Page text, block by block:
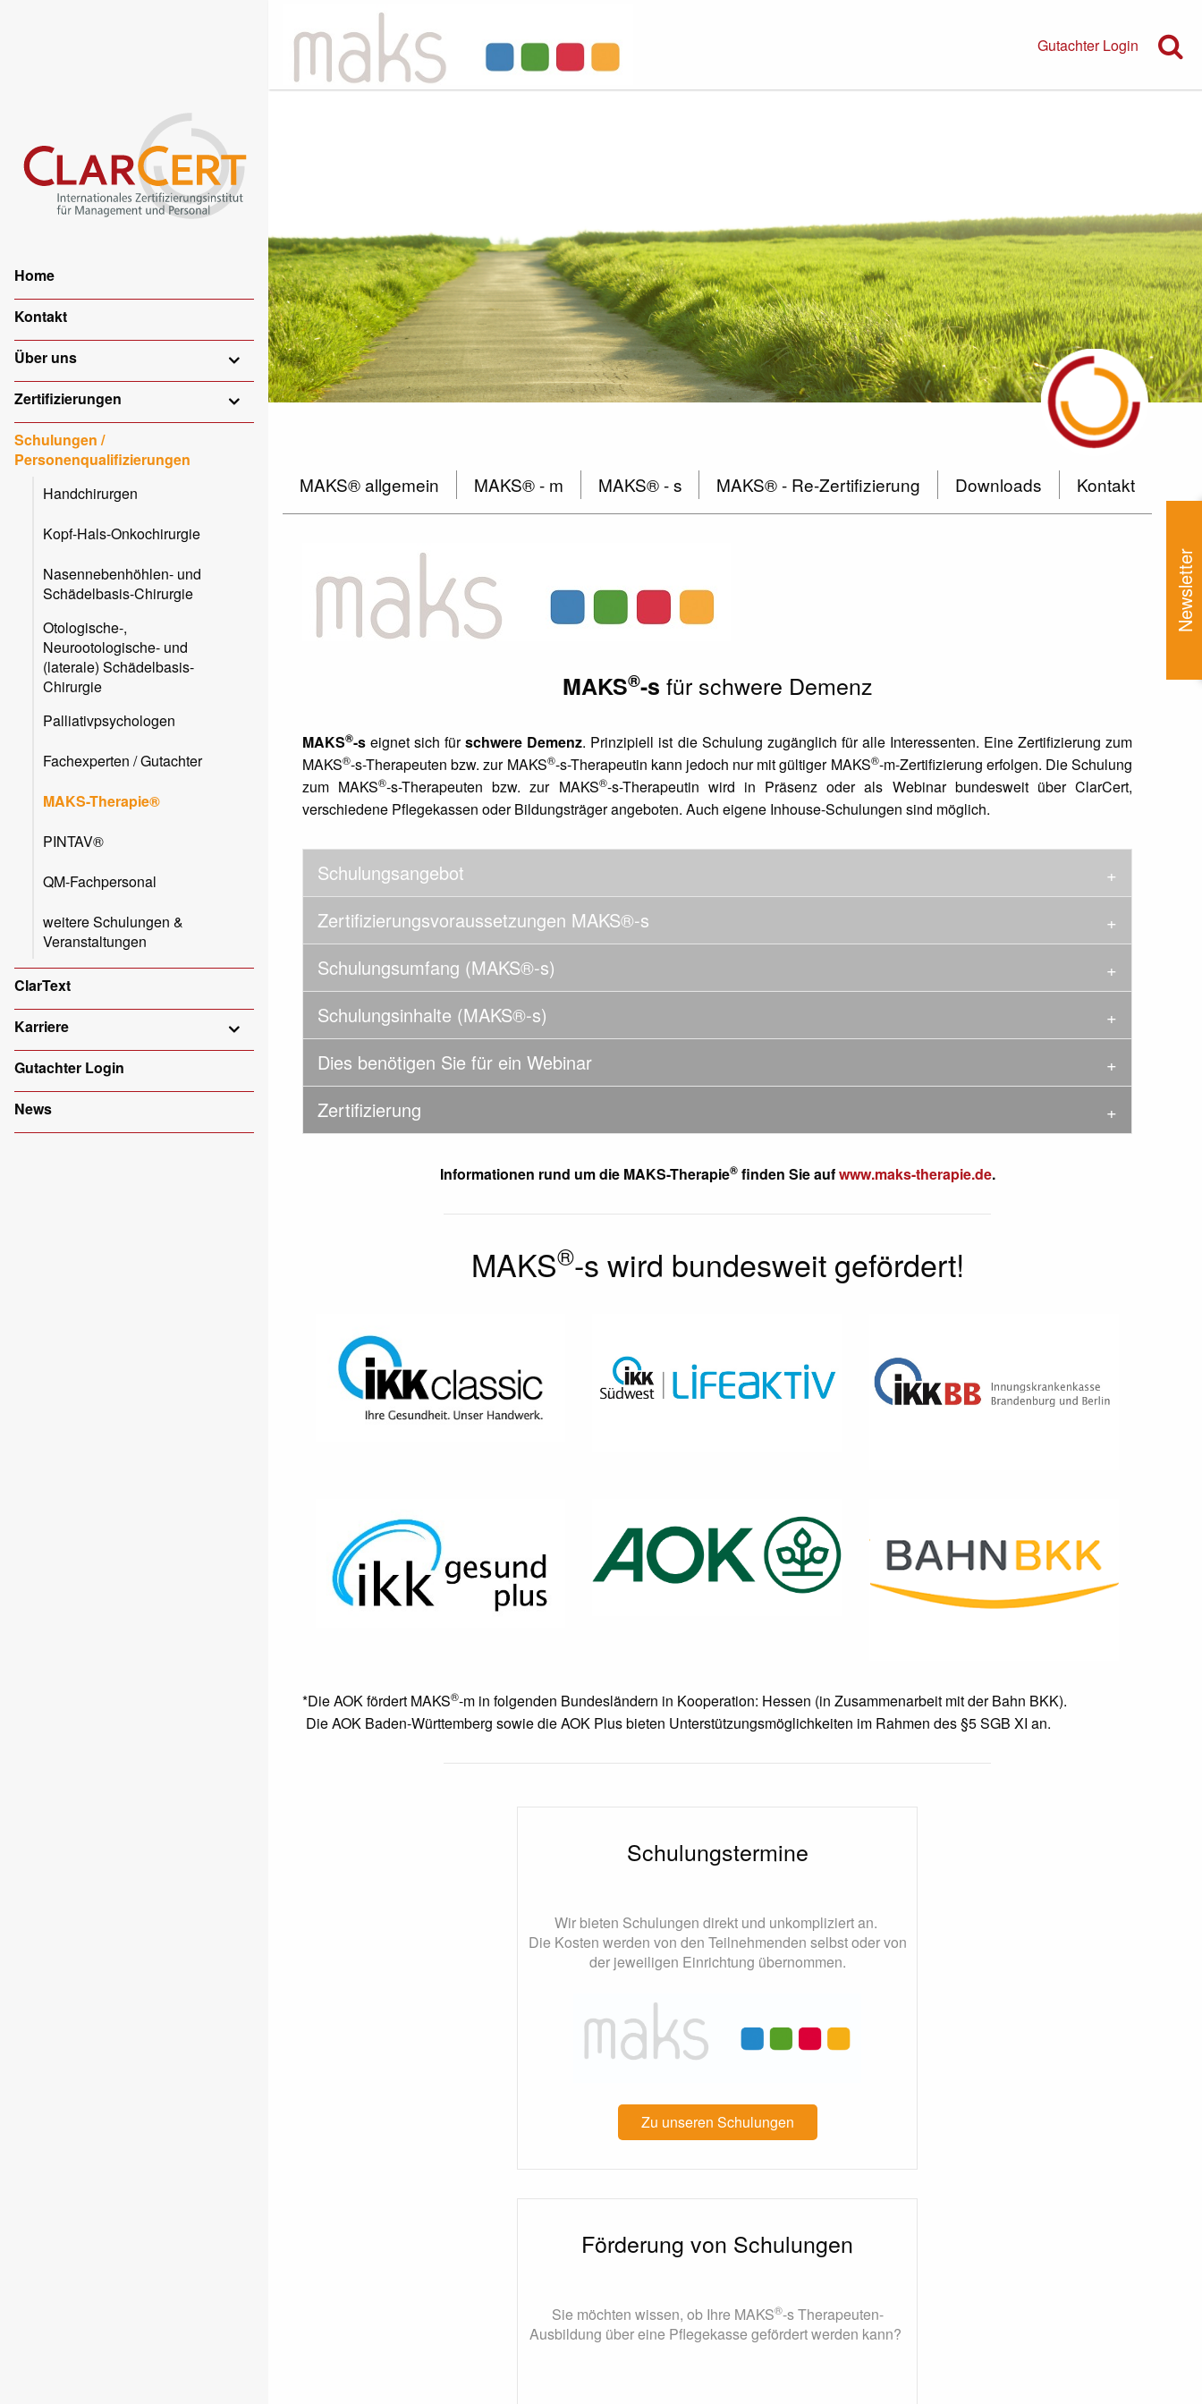
Home
Kontakt
Über uns
Zertifizierungen
Schulungen /
Personenqualifizierungen
Handchirurgen
Kopf-Hals-Onkochirurgie
Nasennebenhöhlen- und
Schädelbasis-Chirurgie
Otologische-,
Neurootologische- und
(laterale) Schädelbasis-
Chirurgie
Palliativpsychologen
Fachexperten / Gutachter
MAKS-Therapie®
PINTAV®
QM-Fachpersonal
weitere Schulungen &
Veranstaltungen
ClarText
Karriere
Gutachter Login
News
Gutachter Login
MAKS® allgemein MAKS® - m MAKS® - s MAKS® - Re-Zertifizierung Downloads Kontakt
MAKS®-s für schwere Demenz
MAKS®-seignet sich fürschwere Demenz. Prinzipiell ist die Schulung zugänglich für alle Interessenten. Eine Zertifizierung zum
MAKS®-s-Therapeuten bzw. zur MAKS®-s-Therapeutin kann jedoch nur mit gültiger MAKS®-m-Zertifizierung erfolgen. Die Schulung
zum MAKS®-s-Therapeuten bzw. zur MAKS®-s-Therapeutin wird in Präsenz oder als Webinar bundesweit über ClarCert,
verschiedene Pflegekassen oder Bildungsträger angeboten. Auch eigene Inhouse-Schulungen sind möglich.
Schulungsangebot
Zertifizierungsvoraussetzungen MAKS®-s
Schulungsumfang (MAKS®-s)
Schulungsinhalte (MAKS®-s)
Dies benötigen Sie für ein Webinar
Zertifizierung
Informationen rund um die MAKS-Therapie®finden Sie aufwww.maks-therapie.de.
MAKS®-s wird bundesweit gefördert!
*Die AOK fördert MAKS®-m in folgenden Bundesländern in Kooperation: Hessen (in Zusammenarbeit mit der Bahn BKK).
Die AOK Baden-Württemberg sowie die AOK Plus bieten Unterstützungsmöglichkeiten im Rahmen des §5 SGB XI an.
Schulungstermine
Wir bieten Schulungen direkt und unkompliziert an.
Die Kosten werden von den Teilnehmenden selbst oder von
der jeweiligen Einrichtung übernommen.
Zu unseren Schulungen
Förderung von Schulungen
Sie möchten wissen, ob Ihre MAKS®-s Therapeuten-
Ausbildung über eine Pflegekasse gefördert werden kann?
Newsletter